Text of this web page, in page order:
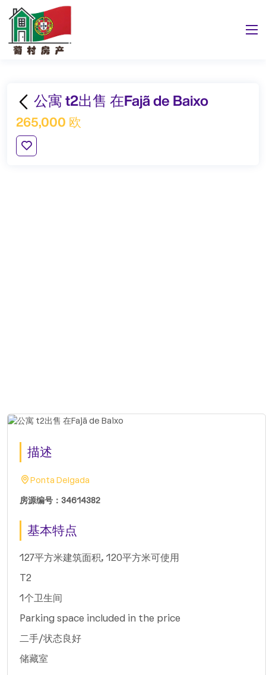
公寓 t2出售 在Fajã de Baixo
265,000 欧
描述
Ponta Delgada
房源编号：34614382
基本特点
127平方米建筑面积, 120平方米可使用
T2
1个卫生间
Parking space included in the price
二手/状态良好
储藏室